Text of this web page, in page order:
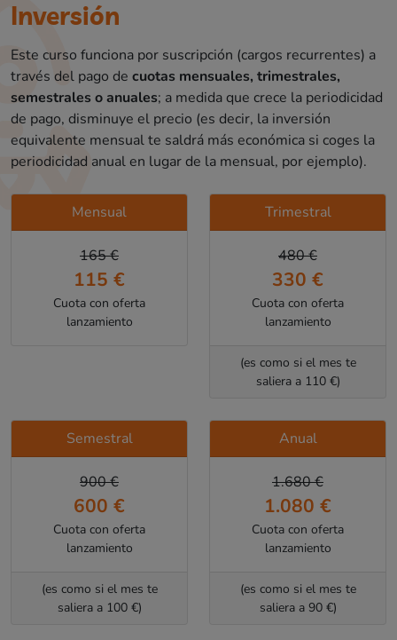
Inversión
Este curso funciona por suscripción (cargos recurrentes) a
través del pago de cuotas mensuales, trimestrales,
semestrales o anuales; a medida que crece la periodicidad
de pago, disminuye el precio (es decir, la inversión
equivalente mensual te saldrá más económica si coges la
periodicidad anual en lugar de la mensual, por ejemplo).
Mensual
165 €
115 €
Cuota con oferta
lanzamiento
Trimestral
480 €
330 €
Cuota con oferta
lanzamiento
(es como si el mes te
saliera a 110 €)
Semestral
900 €
600 €
Cuota con oferta
lanzamiento
(es como si el mes te
saliera a 100 €)
Anual
1.680 €
1.080 €
Cuota con oferta
lanzamiento
(es como si el mes te
saliera a 90 €)